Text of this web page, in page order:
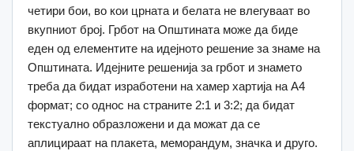
четири бои, во кои црната и белата не влегуваат во
вкупниот број. Грбот на Општината може да биде
еден од елементите на идејното решение за знаме на
Општината. Идејните решенија за грбот и знамето
треба да бидат изработени на хамер хартија на А4
формат; со однос на страните 2:1 и 3:2; да бидат
текстуално образложени и да можат да се
аплицираат на плакета, меморандум, значка и друго.